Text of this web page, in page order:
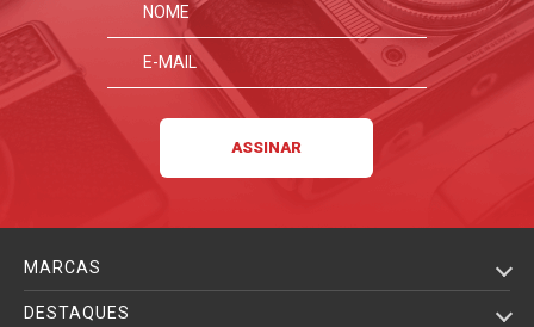
MARCAS
DESTAQUES